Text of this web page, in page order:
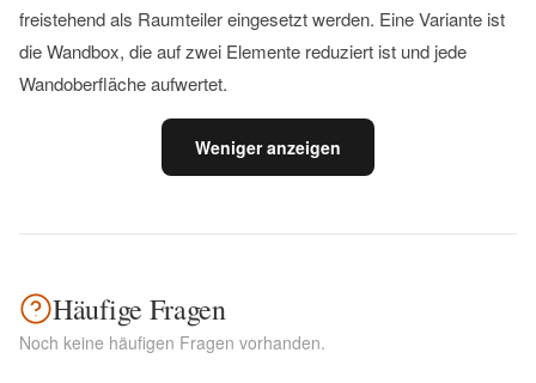
freistehend als Raumteiler eingesetzt werden. Eine Variante ist
die Wandbox, die auf zwei Elemente reduziert ist und jede
Wandoberfläche aufwertet.
Weniger anzeigen
Häufige Fragen
Noch keine häufigen Fragen vorhanden.